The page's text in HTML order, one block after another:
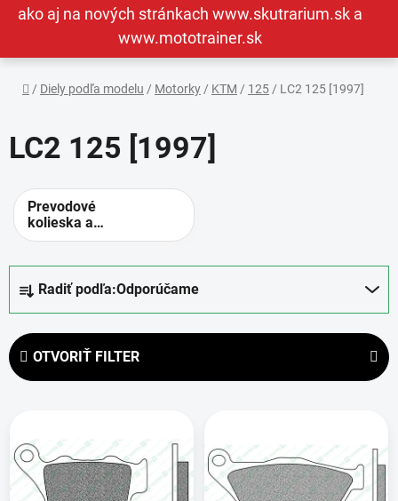
ako aj na nových stránkach www.skutrarium.sk a
www.mototrainer.sk
Domov
/ Diely podľa modelu / Motorky / KTM / 125 / LC2 125 [1997]
LC2 125 [1997]
Prevodové
kolieska a
rozety -
prevody
e
n
r
o
Radiť podľa:Odporúčame
OTVORIŤ FILTER
p
i